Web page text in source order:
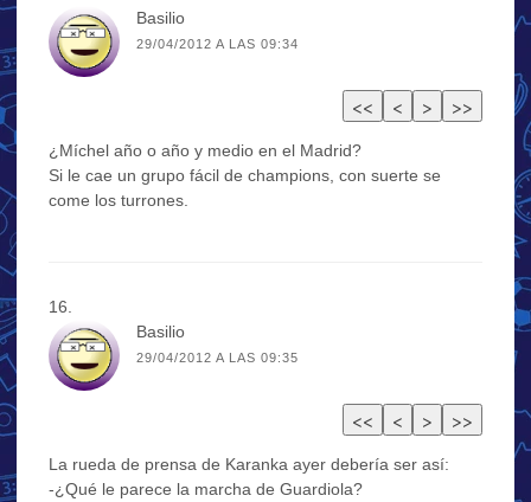
Basilio
29/04/2012 A LAS 09:34
¿Míchel año o año y medio en el Madrid?
Si le cae un grupo fácil de champions, con suerte se
come los turrones.
Basilio
29/04/2012 A LAS 09:35
La rueda de prensa de Karanka ayer debería ser así:
-¿Qué le parece la marcha de Guardiola?